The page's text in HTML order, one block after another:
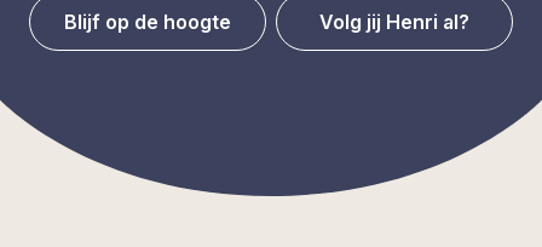
Blijf op de hoogte Volg jij Henri al?